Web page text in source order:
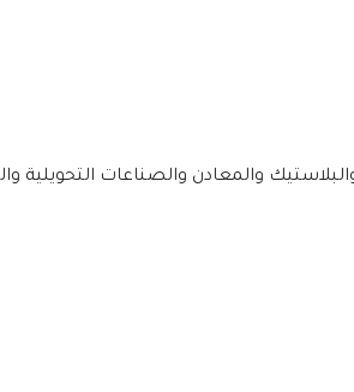
والبلاستيك والمعادن والصناعات التحويلية